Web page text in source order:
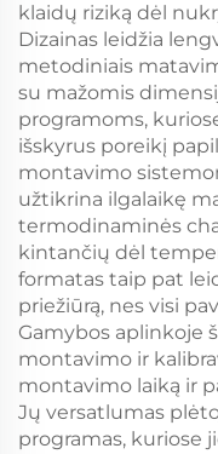
klaidų riziką dėl
Dizainas leidžia
metodiniais
su mažomis
programoms,
išskyrus poreikį
montavimo
užtikrina ilgalaikę
termodinaminės
kintančių dėl
formatas taip pat
priežiūrą, nes visi
Gamybos aplinkoje
montavimo ir
montavimo laiką ir
Jų versatlumas
programas, kuriose